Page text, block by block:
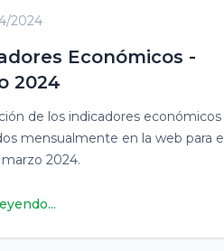
2024
Económicos -
2024
de los indicadores económicos
mensualmente en la web para el
mes de marzo 2024.